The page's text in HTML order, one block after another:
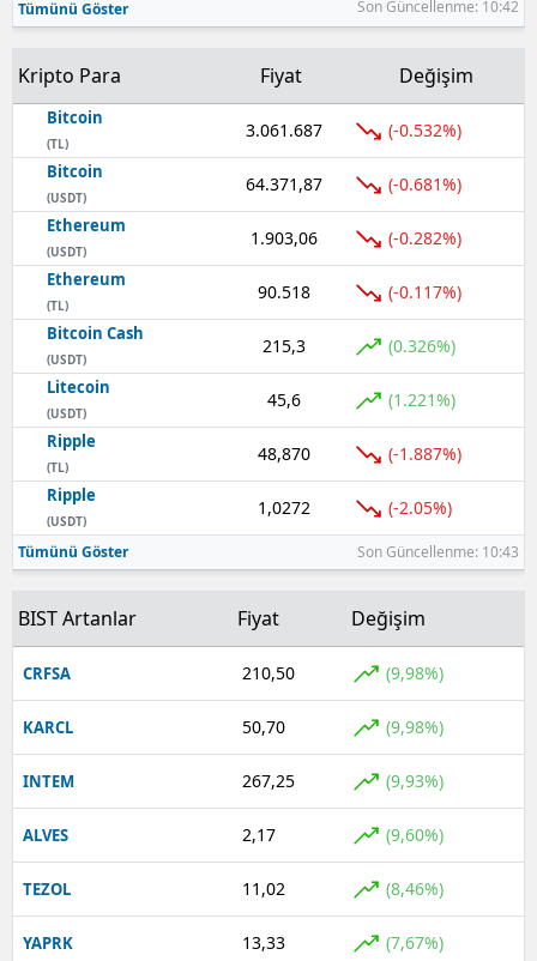
Sinop
Sivas
Tekirdağ
Tokat
Trabzon
Şanlıurfa
Uşak
Van
Zonguldak
Aksaray
Bayburt
Karaman
Kırıkkale
Batman
Şırnak
Tümünü Göster Son Güncellenme: 10:42
Kripto Para Fiyat Değişim
Bitcoin
(TL)
3.061.687 (-0.532%)
Bitcoin
(USDT)
64.371,87 (-0.681%)
Ethereum
(USDT)
1.903,06 (-0.282%)
Ethereum
(TL)
90.518 (-0.117%)
Bitcoin Cash
(USDT)
215,3 (0.326%)
Litecoin
(USDT)
45,6 (1.221%)
Ripple
(TL)
48,870 (-1.887%)
Ripple
(USDT)
1,0272 (-2.05%)
Tümünü Göster Son Güncellenme: 10:43
BIST Artanlar Fiyat Değişim
CRFSA 210,50 (9,98%)
KARCL 50,70 (9,98%)
INTEM 267,25 (9,93%)
ALVES 2,17 (9,60%)
TEZOL 11,02 (8,46%)
YAPRK 13,33 (7,67%)